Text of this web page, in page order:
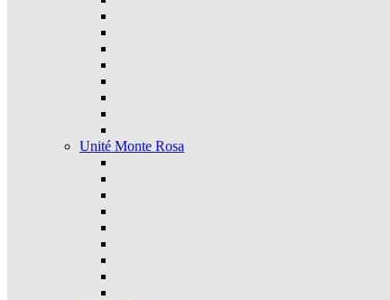
Unité Monte Rosa